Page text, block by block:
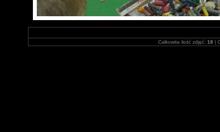
Całkowita ilość zdjęć: 18 |